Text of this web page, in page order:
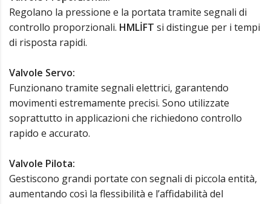
Regolano la pressione e la portata tramite segnali di
controllo proporzionali. HMLİFT si distingue per i tempi
di risposta rapidi.
Valvole Servo:
Funzionano tramite segnali elettrici, garantendo
movimenti estremamente precisi. Sono utilizzate
soprattutto in applicazioni che richiedono controllo
rapido e accurato.
Valvole Pilota:
Gestiscono grandi portate con segnali di piccola entità,
aumentando così la flessibilità e l’affidabilità del